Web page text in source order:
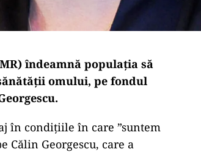
îndeamnă populația să
omului, pe fondul
în condițiile în care ”suntem
Călin Georgescu, care a